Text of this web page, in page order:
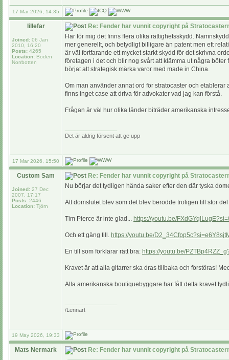
17 Mar 2026, 14:35
lillefar
Joined: 06 Jan
2010, 16:20
Posts: 4265
Location: Boden
Norrbotten
Re: Fender har vunnit copyright på
Har för mig det finns flera olika rättighetsskydd.
mer generellt, och betydligt billigare än patent men ett
är väl fortfarande ett mycket starkt skydd för det skrivna
företagen i det och blir nog svårt att klämma ut några
börjat att strategisk märka varor med made in China.
Om man använder annat ord för stratocaster och
finns inget case att driva för advokater vad jag kan förstå.
Frågan är väl hur olika länder biträder amerikanska
Det är aldrig försent att ge upp
17 Mar 2026, 15:50
Custom Sam
Joined: 27 Dec
2007, 17:17
Posts: 2446
Location: Tjörn
Re: Fender har vunnit copyright på
Nu börjar det tydligen hända saker efter den där tyska
Att domslutet blev som det blev berodde troligen till stor
Tim Pierce är inte glad... https://youtu.be/
Och ett gäng till. https://youtu.be/
En till som förklarar rätt bra: https://youtu.be/
Kravet är att alla gitarrer ska dras tillbaka och förstöras!
Alla amerikanska boutiquebyggare har fått detta kravet
/Lennart
19 May 2026, 19:33
Mats Nermark Re: Fender har vunnit copyright på